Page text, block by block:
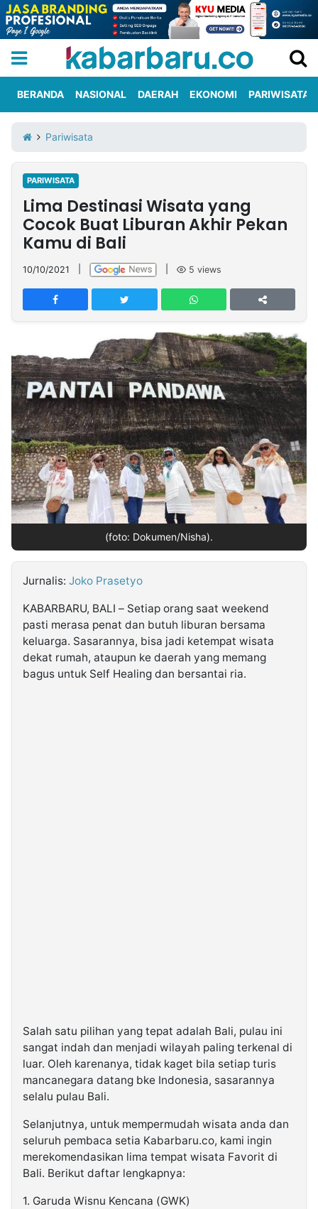
Iklan
Berita
Kami
Nasional
International
Olahraga
Entertainment
Daerah
Pariwisata
Kuliner
Kolom
Network
PT
TREETAN
Partner
Insight
NTB
Suara
Time
Lens
IDN
Daily
Jogja
Jalan
Rakyat
Idealita
News
Kita
Notice
Dinamikapost.com
Radar
Baru
Seedbacklink
Follow
Kabarbaru
Kabarbaru.co
BERANDA NASIONAL DAERAH EKONOMI PARIWISATA
Pariwisata
PARIWISATA
Lima Destinasi Wisata yang
Cocok Buat Liburan Akhir Pekan
Kamu di Bali
10/10/2021 5 views
(foto: Dokumen/Nisha).
Jurnalis: Joko Prasetyo
KABARBARU, BALI – Setiap orang saat weekend
pasti merasa penat dan butuh liburan bersama
keluarga. Sasarannya, bisa jadi ketempat wisata
dekat rumah, ataupun ke daerah yang memang
bagus untuk Self Healing dan bersantai ria.
Salah satu pilihan yang tepat adalah Bali, pulau ini
sangat indah dan menjadi wilayah paling terkenal di
luar. Oleh karenanya, tidak kaget bila setiap turis
mancanegara datang bke Indonesia, sasarannya
selalu pulau Bali.
Selanjutnya, untuk mempermudah wisata anda dan
seluruh pembaca setia Kabarbaru.co, kami ingin
merekomendasikan lima tempat wisata Favorit di
Bali. Berikut daftar lengkapnya:
1. Garuda Wisnu Kencana (GWK)